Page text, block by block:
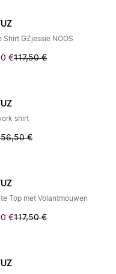
Shirt GZjessie NOOS
€117,50 €
shirt
€
Top met Volantmouwen
€117,50 €